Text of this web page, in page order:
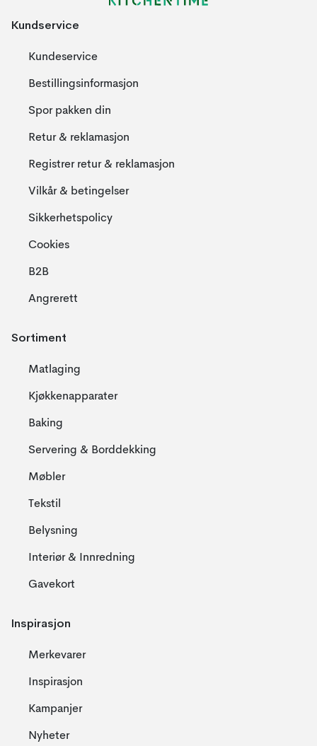
Kundservice
Kundeservice
Bestillingsinformasjon
Spor pakken din
Retur & reklamasjon
Registrer retur & reklamasjon
Vilkår & betingelser
Sikkerhetspolicy
Cookies
B2B
Angrerett
Sortiment
Matlaging
Kjøkkenapparater
Baking
Servering & Borddekking
Møbler
Tekstil
Belysning
Interiør & Innredning
Gavekort
Inspirasjon
Merkevarer
Inspirasjon
Kampanjer
Nyheter